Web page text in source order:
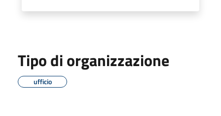
Tipo di organizzazione
ufficio